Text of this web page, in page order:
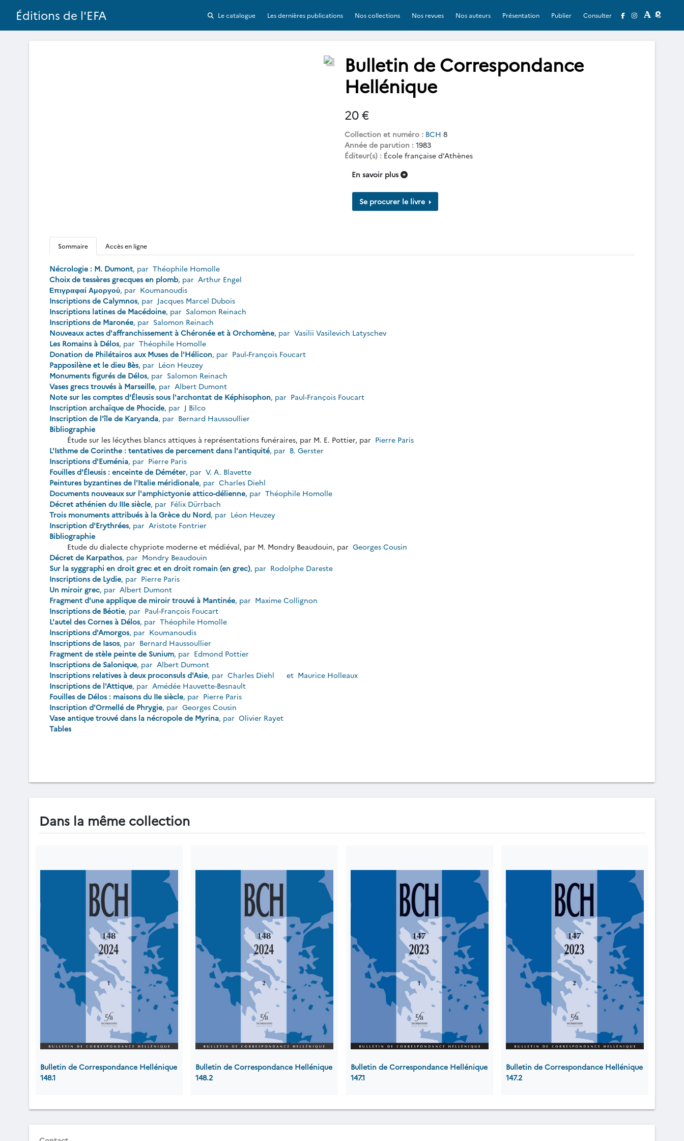
Éditions de l'EFA Le catalogue Les dernières publications Nos collections Nos revues Nos auteurs Présentation Publier Consulter
Bulletin de Correspondance
Hellénique
20 €
Collection et numéro : BCH 8
Année de parution : 1983
Éditeur(s) : École française d’Athènes
En savoir plus
Se procurer le livre
Sommaire Accès en ligne
Nécrologie : M. Dumont, par Théophile Homolle
Choix de tessères grecques en plomb, par Arthur Engel
Επιγραφαί Αμοργού, par Koumanoudis
Inscriptions de Calymnos, par Jacques Marcel Dubois
Inscriptions latines de Macédoine, par Salomon Reinach
Inscriptions de Maronée, par Salomon Reinach
Nouveaux actes d'affranchissement à Chéronée et à Orchomène, par Vasilii Vasilevich Latyschev
Les Romains à Délos, par Théophile Homolle
Donation de Philétairos aux Muses de l'Hélicon, par Paul-François Foucart
Papposilène et le dieu Bès, par Léon Heuzey
Monuments figurés de Délos, par Salomon Reinach
Vases grecs trouvés à Marseille, par Albert Dumont
Note sur les comptes d'Éleusis sous l'archontat de Képhisophon, par Paul-François Foucart
Inscription archaïque de Phocide, par J Bilco
Inscription de l'île de Karyanda, par Bernard Haussoullier
Bibliographie
Étude sur les lécythes blancs attiques à représentations funéraires, par M. E. Pottier, par Pierre Paris
L'Isthme de Corinthe : tentatives de percement dans l'antiquité, par B. Gerster
Inscriptions d'Euménia, par Pierre Paris
Fouilles d'Éleusis : enceinte de Déméter, par V. A. Blavette
Peintures byzantines de l'Italie méridionale, par Charles Diehl
Documents nouveaux sur l'amphictyonie attico-délienne, par Théophile Homolle
Décret athénien du IIIe siècle, par Félix Dürrbach
Trois monuments attribués à la Grèce du Nord, par Léon Heuzey
Inscription d'Erythrées, par Aristote Fontrier
Bibliographie
Etude du dialecte chypriote moderne et médiéval, par M. Mondry Beaudouin, par Georges Cousin
Décret de Karpathos, par Mondry Beaudouin
Sur la syggraphi en droit grec et en droit romain (en grec), par Rodolphe Dareste
Inscriptions de Lydie, par Pierre Paris
Un miroir grec, par Albert Dumont
Fragment d'une applique de miroir trouvé à Mantinée, par Maxime Collignon
Inscriptions de Béotie, par Paul-François Foucart
L'autel des Cornes à Délos, par Théophile Homolle
Inscriptions d'Amorgos, par Koumanoudis
Inscriptions de Iasos, par Bernard Haussoullier
Fragment de stèle peinte de Sunium, par Edmond Pottier
Inscriptions de Salonique, par Albert Dumont
Inscriptions relatives à deux proconsuls d'Asie, par Charles Diehl et Maurice Holleaux
Inscriptions de l'Attique, par Amédée Hauvette-Besnault
Fouilles de Délos : maisons du IIe siècle, par Pierre Paris
Inscription d'Ormellé de Phrygie, par Georges Cousin
Vase antique trouvé dans la nécropole de Myrina, par Olivier Rayet
Tables
Dans la même collection
Bulletin de Correspondance Hellénique
148.1
Bulletin de Correspondance Hellénique
148.2
Bulletin de Correspondance Hellénique
147.1
Bulletin de Correspondance Hellénique
147.2